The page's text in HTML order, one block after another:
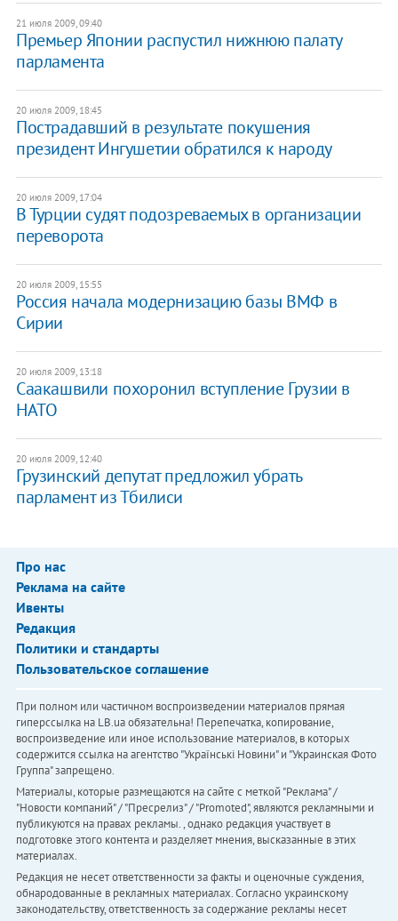
21 июля 2009, 09:40
Премьер Японии распустил нижнюю палату
парламента
20 июля 2009, 18:45
Пострадавший в результате покушения
президент Ингушетии обратился к народу
20 июля 2009, 17:04
В Турции судят подозреваемых в организации
переворота
20 июля 2009, 15:55
Россия начала модернизацию базы ВМФ в
Сирии
20 июля 2009, 13:18
Саакашвили похоронил вступление Грузии в
НАТО
20 июля 2009, 12:40
Грузинский депутат предложил убрать
парламент из Тбилиси
Про нас
Реклама на сайте
Ивенты
Редакция
Политики и стандарты
Пользовательское соглашение
При полном или частичном воспроизведении материалов прямая
гиперссылка на LB.ua обязательна! Перепечатка, копирование,
воспроизведение или иное использование материалов, в которых
содержится ссылка на агентство "Українськi Новини" и "Украинская Фото
Группа" запрещено.
Материалы, которые размещаются на сайте с меткой "Реклама" /
"Новости компаний" / "Пресрелиз" / "Promoted", являются рекламными и
публикуются на правах рекламы. , однако редакция участвует в
подготовке этого контента и разделяет мнения, высказанные в этих
материалах.
Редакция не несет ответственности за факты и оценочные суждения,
обнародованные в рекламных материалах. Согласно украинскому
законодательству, ответственность за содержание рекламы несет